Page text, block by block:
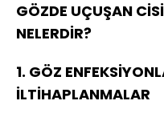
GÖZDE UÇUŞAN
NELERDİR?
1. GÖZ
İLTİHAPLANMALAR